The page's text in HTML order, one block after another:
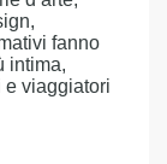
fanno
intima,
e viaggiatori